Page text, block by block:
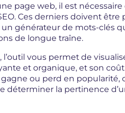
page web, il est
Ces derniers doivent
générateur de mots-clés
de longue traîne.
vous permet de
et organique, et son
ou perd en popularité,
déterminer la pertinence